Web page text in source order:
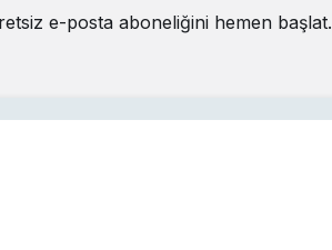
e-posta aboneliğini hemen başlat.